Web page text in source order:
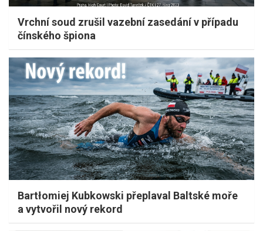
Vrchní soud zrušil vazební zasedání v případu
čínského špiona
Bartłomiej Kubkowski přeplaval Baltské moře
a vytvořil nový rekord